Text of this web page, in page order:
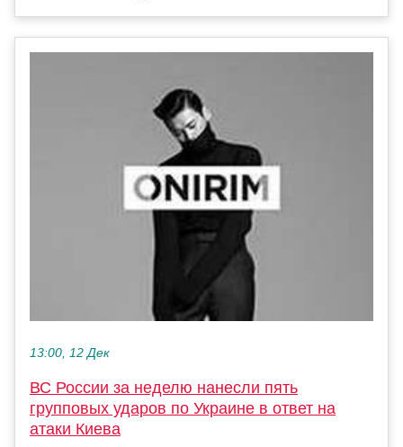
13:00, 12 Дек
ВС России за неделю нанесли пять
групповых ударов по Украине в ответ на
атаки Киева